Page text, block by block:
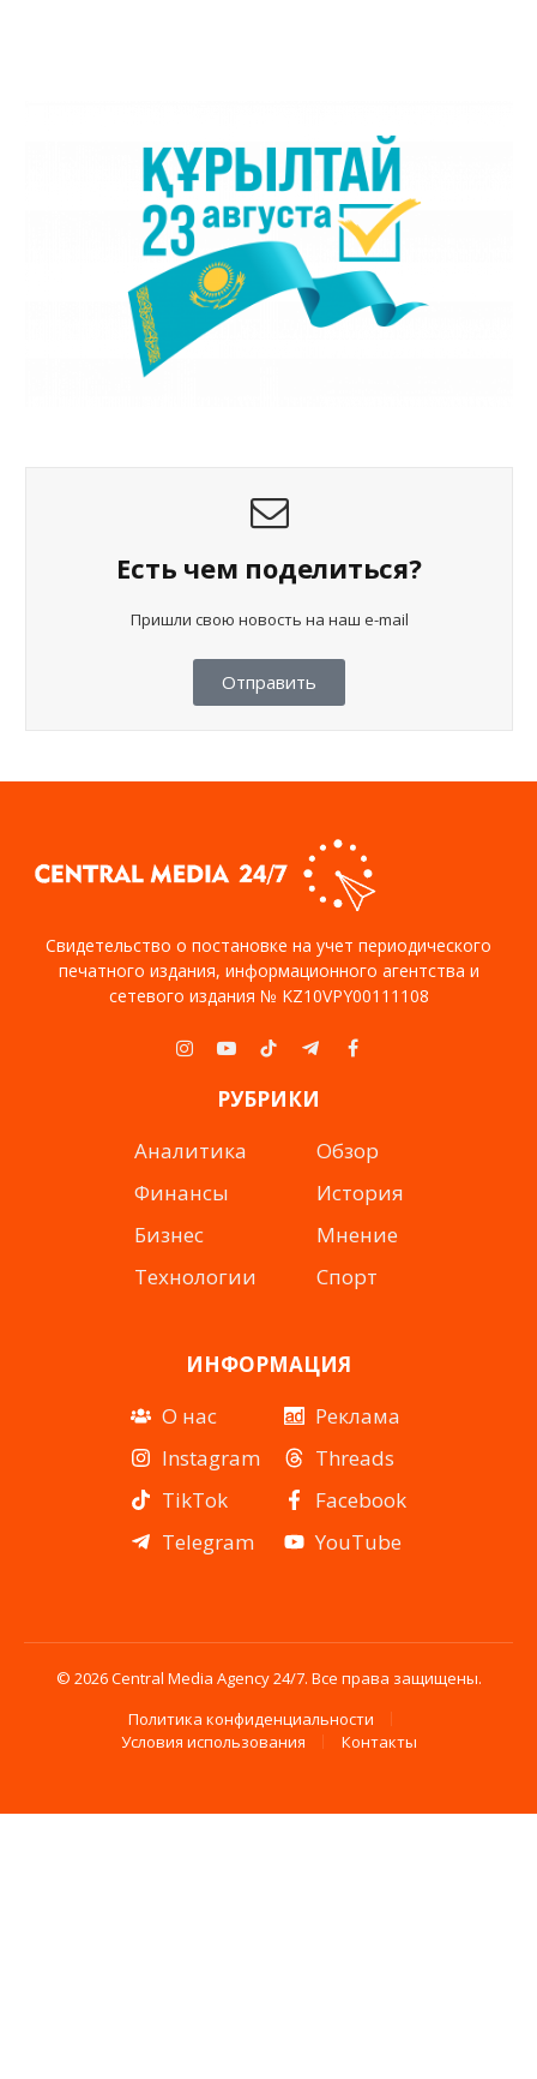
Есть чем поделиться?
Пришли свою новость на наш e-mail
Отправить
Свидетельство о постановке на учет периодического
печатного издания, информационного агентства и
сетевого издания № KZ10VPY00111108
Instagram
YouTubeTikTokTelegramFacebook
РУБРИКИ
Аналитика
Финансы
Бизнес
Технологии
Обзор
История
Мнение
Спорт
ИНФОРМАЦИЯ
О нас
Instagram
TikTok
Telegram
Реклама
Threads
Facebook
YouTube
© 2026 Central Media Agency 24/7. Все права защищены.
Политика конфиденциальности
Условия использования
Контакты